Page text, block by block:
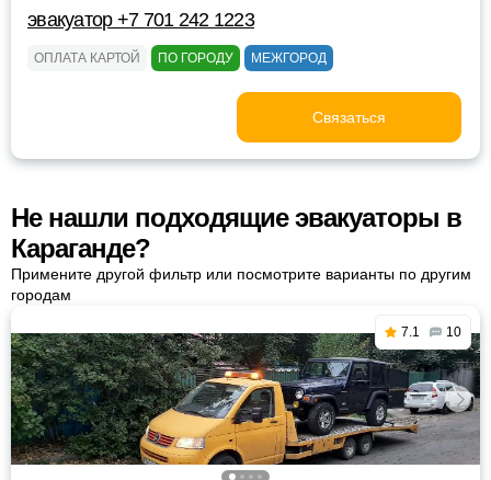
эвакуатор +7 701 242 1223
ОПЛАТА КАРТОЙ ПО ГОРОДУ МЕЖГОРОД
Связаться
Не нашли подходящие эвакуаторы в
Караганде?
Примените другой фильтр или посмотрите варианты по другим
городам
7.1 10